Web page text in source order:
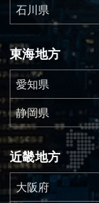
石川県
東海地方
愛知県
静岡県
近畿地方
大阪府